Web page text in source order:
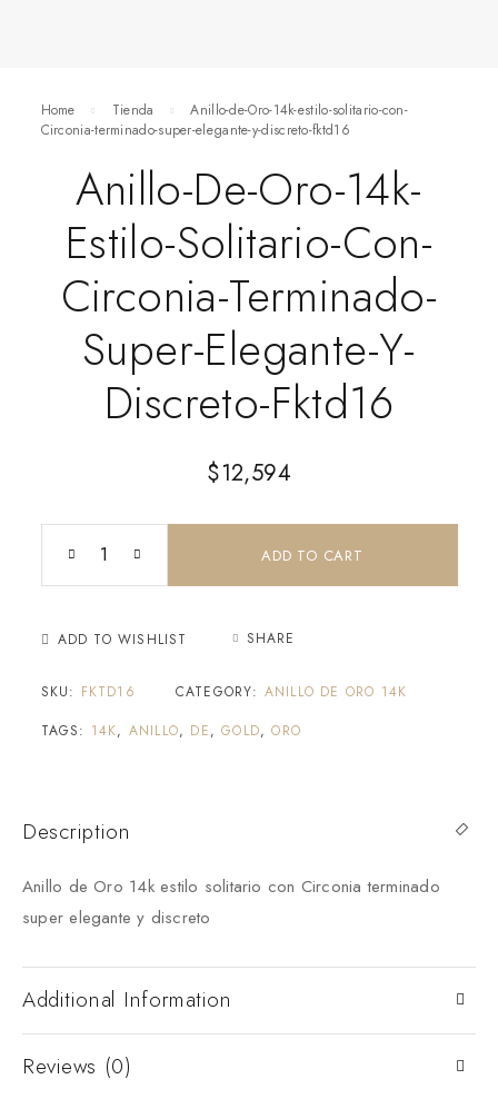
Home Tienda
Anillo-de-Oro-14k-estilo-solitario-con-
Circonia-terminado-super-elegante-y-discreto-fktd16
Anillo-De-Oro-14k-
Estilo-Solitario-Con-
Circonia-Terminado-
Super-Elegante-Y-
Discreto-Fktd16
$12,594
ADD TO CART
ADD TO WISHLIST SHARE
SKU: FKTD16 CATEGORY: ANILLO DE ORO 14K
TAGS: 14K, ANILLO, DE,GOLD,ORO
Description
Anillo de Oro 14k estilo solitario con Circonia terminado
super elegante y discreto
Additional Information
Reviews (0)